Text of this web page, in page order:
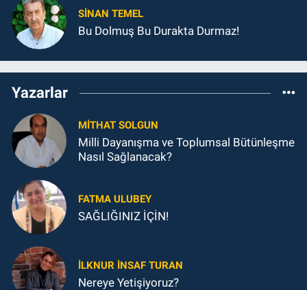
SINAN TEMEL
Bu Dolmuş Bu Durakta Durmaz!
Yazarlar
MITHAT SOLGUN
Milli Dayanışma ve Toplumsal Bütünleşme
Nasıl Sağlanacak?
FATMA ULUBEY
SAĞLIĞINIZ İÇİN!
İLKNUR İNSAF TURAN
Nereye Yetişiyoruz?